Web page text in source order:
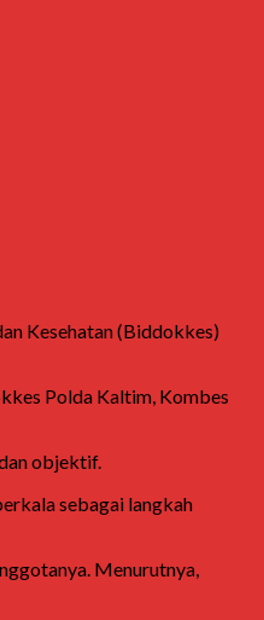
Kesehatan (Biddokkes)
Polda Kaltim, Kombes
objektif.
sebagai langkah
Menurutnya,